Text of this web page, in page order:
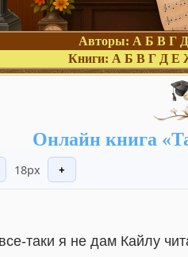
Авторы: А Б В Г Д
Книги: А Б В Г Д Е
Онлайн книга
18px +
таки я не дам Кайлу